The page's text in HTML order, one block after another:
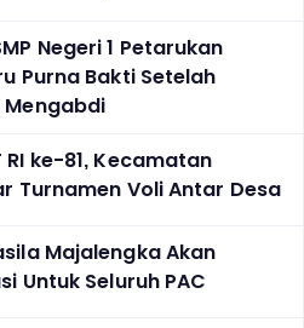
Negeri 1 Petarukan
Purna Bakti Setelah
Mengabdi
RI ke-81, Kecamatan
Turnamen Voli Antar Desa
Majalengka Akan
Untuk Seluruh PAC